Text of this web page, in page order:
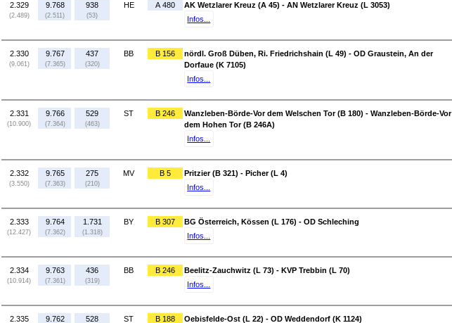
2.329
(2.489)
9.768
(2.511)
938
(53)
HE A 480
AK Wetzlarer Kreuz (A 45) - AN Wetzlarer Kreuz (L 3053)
Infos...
2.330
(9.061)
9.767
(7.365)
437
(320)
BB B 156
nördl. Groß Düben, Ri. Friedrichshain (L 49) - OD Graustein, An der
Dorfaue (K 7105)
Infos...
2.331
(10.900)
9.766
(7.364)
529
(463)
ST B 246
Wanzleben-Börde-Vor dem Welschen Tor (B 180) - Wanzleben-Börde-Vor
dem Hohen Tor (B 246A)
Infos...
2.332
(3.550)
9.765
(7.363)
275
(210)
MV B 5
Pritzier (B 321) - Picher (L 4)
Infos...
2.333
(12.427)
9.764
(7.362)
1.731
(1.318)
BY B 307
BG Österreich, Kössen (L 176) - OD Schleching
Infos...
2.334
(10.914)
9.763
(7.361)
436
(319)
BB B 246
Beelitz-Zauchwitz (L 73) - KVP Trebbin (L 70)
Infos...
2.335 9.762 528 ST B 188 Oebisfelde-Ost (L 22) - OD Weddendorf (K 1124)